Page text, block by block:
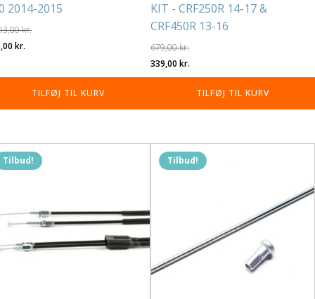
2014-2015
kr.
kr..
kr.
pris
er:
746,00 kr..
TILFØJ TIL KURV
KIT - CRF250R 14-17 &
CRF450R 13-16
679,00kr.
Den
oprindelige
var:
339,00kr.
aktuelle
pris
er:
TILFØJ TIL KURV
Tilbud! Tilbud!